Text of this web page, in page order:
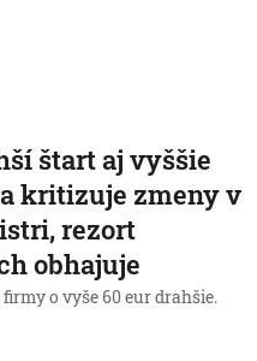
štart aj vyššie
kritizuje zmeny v
rezort
obhajuje
firmy o vyše 60 eur drahšie.